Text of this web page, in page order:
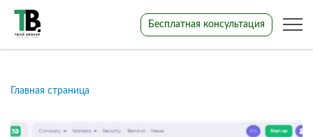
Бесплатная консультация
Главная страница